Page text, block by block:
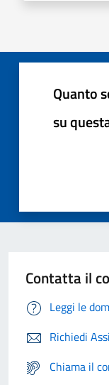
Quanto
su
Contatta il
Leggi le
Richiedi
Chiama il